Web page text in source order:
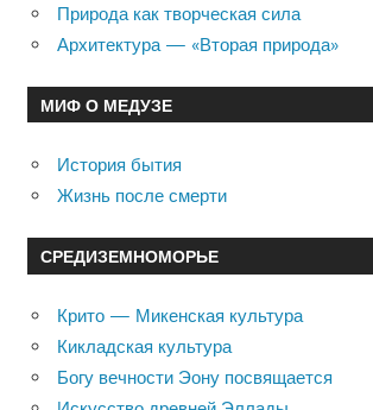
Природа как творческая сила
Архитектура — «Вторая природа»
МИФ О МЕДУЗЕ
История бытия
Жизнь после смерти
СРЕДИЗЕМНОМОРЬЕ
Крито — Микенская культура
Кикладская культура
Богу вечности Эону посвящается